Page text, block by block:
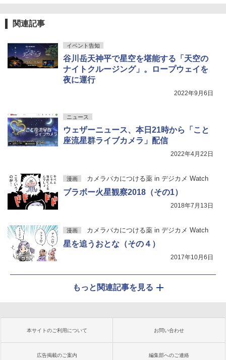
関連記事
イベント告知
谷川岳天神平で星空を堪能する「天空の
ナイトクルージング」。ロープウェイを
夜に運行
2022年9月6日
ニュース
ウェザーニュース、本日21時から「こと
座流星群ライブカメラ」配信
2022年4月22日
漫画 カメラバカにつける薬 in デジカメ Watch
ブラボー火星観察2018（その1）
2018年7月13日
漫画 カメラバカにつける薬 in デジカメ Watch
星を追うおとな（その４）
2017年10月6日
もっと関連記事を見る
本サイトのご利用について お問い合わせ
広告掲載のご案内 編集部へのご連絡